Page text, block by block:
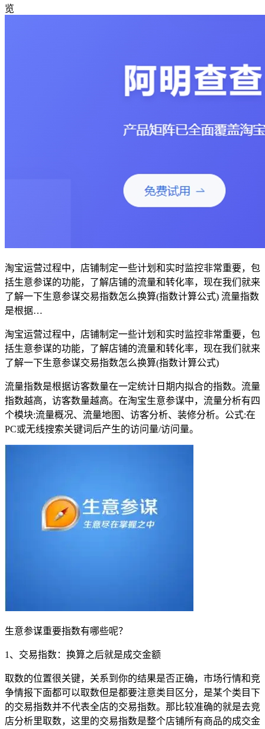
览
淘宝运营过程中，店铺制定一些计划和实时监控非常重要，包
括生意参谋的功能，了解店铺的流量和转化率，现在我们就来
了解一下生意参谋交易指数怎么换算(指数计算公式) 流量指数
是根据…
淘宝运营过程中，店铺制定一些计划和实时监控非常重要，包
括生意参谋的功能，了解店铺的流量和转化率，现在我们就来
了解一下生意参谋交易指数怎么换算(指数计算公式)
流量指数是根据访客数量在一定统计日期内拟合的指数。流量
指数越高，访客数量越高。在淘宝生意参谋中，流量分析有四
个模块:流量概况、流量地图、访客分析、装修分析。公式:在
PC或无线搜索关键词后产生的访问量/访问量。
生意参谋重要指数有哪些呢？
1、交易指数：换算之后就是成交金额
取数的位置很关键，关系到你的结果是否正确，市场行情和竞
争情报下面都可以取数但是都要注意类目区分，是某个类目下
的交易指数并不代表全店的交易指数。那比较准确的就是去竞
店分析里取数，这里的交易指数是整个店铺所有商品的成交金